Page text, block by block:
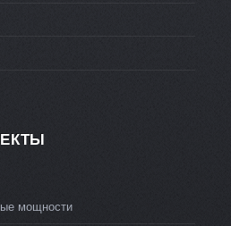
мощности